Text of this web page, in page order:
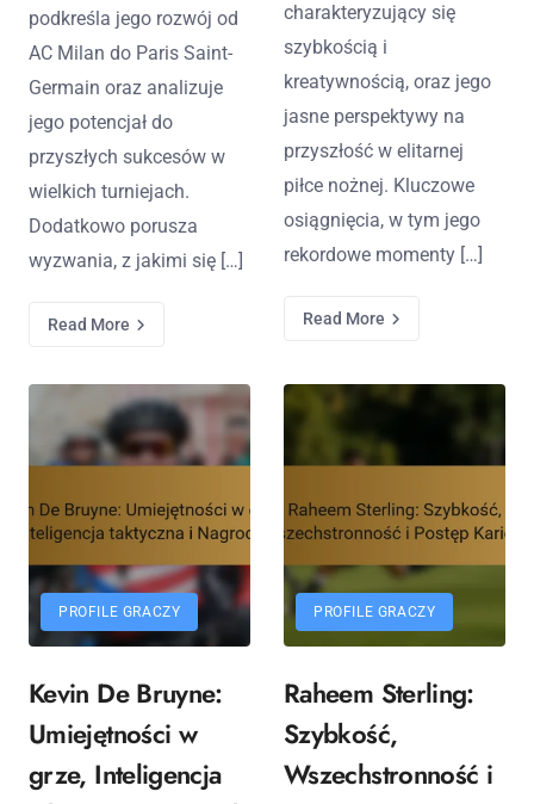
podkreśla jego rozwój od
AC Milan do Paris Saint-
Germain oraz analizuje
jego potencjał do
przyszłych sukcesów w
wielkich turniejach.
Dodatkowo porusza
wyzwania, z jakimi się […]
Read More
charakteryzujący się
szybkością i
kreatywnością, oraz jego
jasne perspektywy na
przyszłość w elitarnej
piłce nożnej. Kluczowe
osiągnięcia, w tym jego
rekordowe momenty […]
Read More
PROFILE GRACZY
Kevin De Bruyne:
Umiejętności w
grze, Inteligencja
PROFILE GRACZY
Raheem Sterling:
Szybkość,
Wszechstronność i